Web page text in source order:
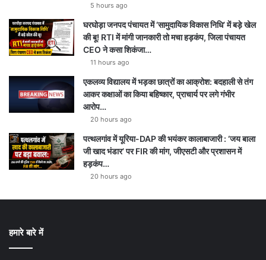
5 hours ago
घरघोड़ा जनपद पंचायत में ‘सामुदायिक विकास निधि’ में बड़े खेल
की बू! RTI में मांगी जानकारी तो मचा हड़कंप, जिला पंचायत
CEO ने कसा शिकंजा…
11 hours ago
एकलव्य विद्यालय में भड़का छात्रों का आक्रोश: बदहाली से तंग
आकर कक्षाओं का किया बहिष्कार, प्राचार्य पर लगे गंभीर
आरोप…
20 hours ago
पत्थलगांव में यूरिया-DAP की भयंकर कालाबाजारी : ‘जय बाला
जी खाद भंडार’ पर FIR की मांग, जीएसटी और प्रशासन में
हड़कंप…
20 hours ago
हमारे बारे में